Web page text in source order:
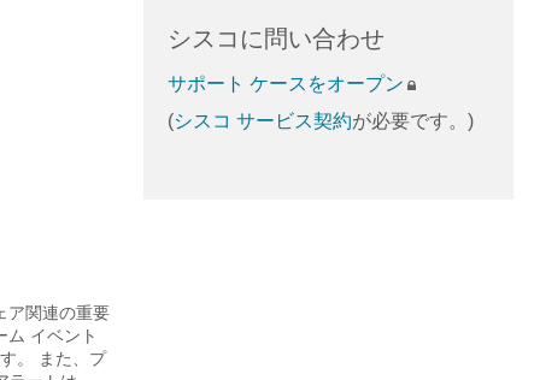
ア関連の重要
ム イベント
。 また、プ
シスコに問い合わせ
サポート ケースをオープン
(シスコ サービス契約が必要です。)